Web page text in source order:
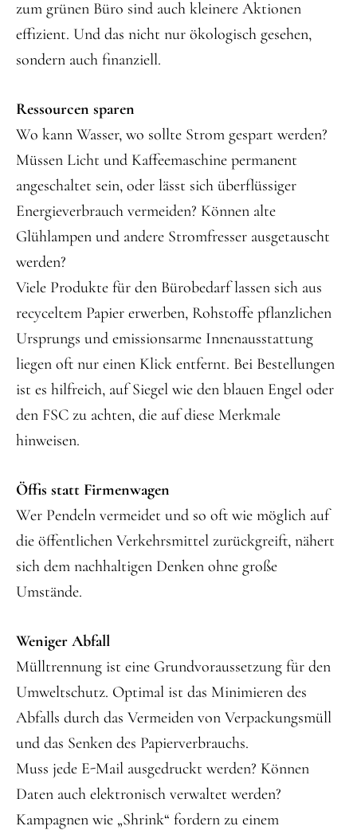
zum grünen Büro sind auch kleinere Aktionen
effizient. Und das nicht nur ökologisch gesehen,
sondern auch finanziell.
Ressourcen sparen
Wo kann Wasser, wo sollte Strom gespart werden?
Müssen Licht und Kaffeemaschine permanent
angeschaltet sein, oder lässt sich überflüssiger
Energieverbrauch vermeiden? Können alte
Glühlampen und andere Stromfresser ausgetauscht
werden?
Viele Produkte für den Bürobedarf lassen sich aus
recyceltem Papier erwerben, Rohstoffe pflanzlichen
Ursprungs und emissionsarme Innenausstattung
liegen oft nur einen Klick entfernt. Bei Bestellungen
ist es hilfreich, auf Siegel wie den blauen Engel oder
den FSC zu achten, die auf diese Merkmale
hinweisen.
Öffis statt Firmenwagen
Wer Pendeln vermeidet und so oft wie möglich auf
die öffentlichen Verkehrsmittel zurückgreift, nähert
sich dem nachhaltigen Denken ohne große
Umstände.
Weniger Abfall
Mülltrennung ist eine Grundvoraussetzung für den
Umweltschutz. Optimal ist das Minimieren des
Abfalls durch das Vermeiden von Verpackungsmüll
und das Senken des Papierverbrauchs.
Muss jede E-Mail ausgedruckt werden? Können
Daten auch elektronisch verwaltet werden?
Kampagnen wie „Shrink“ fordern zu einem